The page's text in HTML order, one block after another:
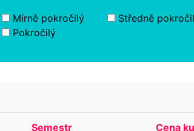
Mírně pokročilý
Středně
Pokročilý
Semestr Cena